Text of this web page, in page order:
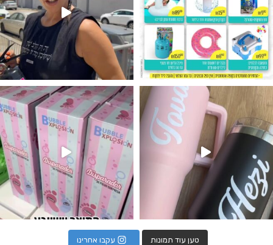
מטף לגילוי מין העובר חזר למלא
טען עוד תמונות עקבו אחרינו